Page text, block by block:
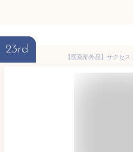
23rd
【医薬部外品】サクセ